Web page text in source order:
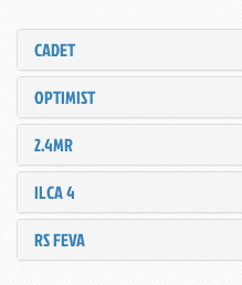
CADET
OPTIMIST
2.4MR
ILCA 4
RS FEVA